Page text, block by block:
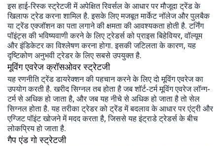
इस हाई-रिस्क स्ट्रेटजी में अपेक्षित रिवर्सल के आधार पर मौजूदा ट्रेंड के
खिलाफ ट्रेड करना शामिल है. इसके लिए मजबूत मार्केट नॉलेज और पुलबैक
या ट्रेंड एक्जॉशन का पता लगाने की क्षमता की आवश्यकता होती है. टर्निंग
पॉइंट्स की भविष्यवाणी करने के लिए ट्रेडर्स को प्राइस बिहेवियर, वॉल्यूम
और इंडिकेटर का विश्लेषण करना होगा. इसकी जटिलता के कारण, यह
दृष्टिकोण अनुभवी ट्रेडर के लिए सबसे उपयुक्त है.
मूविंग एवरेज क्रॉसओवर स्ट्रेटजी
यह रणनीति ट्रेंड डायरेक्शन की पहचान करने के लिए दो मूविंग एवरेज का
उपयोग करती है. खरीद सिग्नल तब होता है जब शॉर्ट-टर्म मूविंग एवरेज लॉन्ग-
टर्म से अधिक हो जाता है, और जब यह नीचे से अधिक हो जाता है तो सेल
सिग्नल होता है. यह तरीका ट्रेडर को ट्रेंड में बदलाव के आधार पर एंट्री और
एग्जिट पॉइंट खोजने में मदद करता है, जिससे यह इंट्राडे ट्रेडर्स के बीच
लोकप्रिय हो जाता है.
गैप एंड गो स्ट्रेटजी